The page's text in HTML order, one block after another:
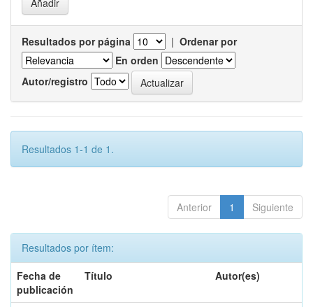
Resultados por página | Ordenar por
En orden
Autor/registro
Resultados 1-1 de 1.
Anterior 1 Siguiente
Resultados por ítem:
Fecha de
publicación
Título Autor(es)